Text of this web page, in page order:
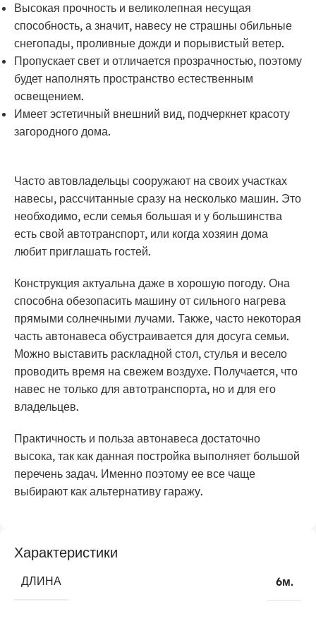
Высокая прочность и великолепная несущая
способность, а значит, навесу не страшны обильные
снегопады, проливные дожди и порывистый ветер.
Пропускает свет и отличается прозрачностью, поэтому
будет наполнять пространство естественным
освещением.
Имеет эстетичный внешний вид, подчеркнет красоту
загородного дома.
Часто автовладельцы сооружают на своих участках
навесы, рассчитанные сразу на несколько машин. Это
необходимо, если семья большая и у большинства
есть свой автотранспорт, или когда хозяин дома
любит приглашать гостей.
Конструкция актуальна даже в хорошую погоду. Она
способна обезопасить машину от сильного нагрева
прямыми солнечными лучами. Также, часто некоторая
часть автонавеса обустраивается для досуга семьи.
Можно выставить раскладной стол, стулья и весело
проводить время на свежем воздухе. Получается, что
навес не только для автотранспорта, но и для его
владельцев.
Практичность и польза автонавеса достаточно
высока, так как данная постройка выполняет большой
перечень задач. Именно поэтому ее все чаще
выбирают как альтернативу гаражу.
Характеристики
ДЛИНА 6м.